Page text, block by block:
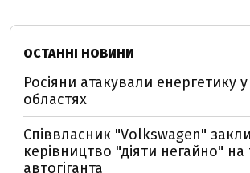
ОСТАННІ НОВИНИ
Росіяни атакували енергетику у
областях
Співвласник "Volkswagen"
керівництво "діяти негайно" на
автогіганта